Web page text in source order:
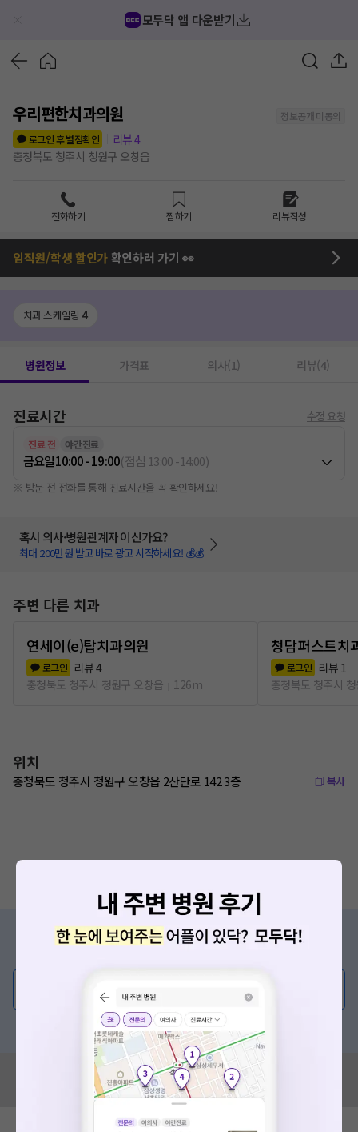
모두닥 앱 다운받기
우리편한치과의원
정보공개 미동의
로그인 후 별점확인
리뷰4
충청북도 청주시 청원구 오창읍
전화하기 찜하기 리뷰작성
임직원/학생 할인가확인하러 가기 👀
치과 스케일링 4
병원정보 가격표 의사(1) 리뷰(4)
진료시간 수정 요청
진료 전 야간진료
금요일10:00 - 19:00(점심 13:00-14:00)
※ 방문 전 전화를 통해 진료시간을 꼭 확인하세요!
혹시 의사·병원관계자 이신가요?
최대 200만원 받고 바로 광고 시작하세요! 💰💰
주변 다른 치과
연세이(e)탑치과의원
로그인 리뷰4
충청북도 청주시 청원구 오창읍
126m
청담퍼스트치
로그인 리뷰 1
충청북도 청주시
위치
충청북도 청주시 청원구 오창읍 2산단로 142 3층 복사
증상/치료, 궁금한 점이 있나요?
💬 무엇이든 물어보세요
혹은, 의료상담 서비스에 다양한 게시글 보러가기
혹시 잘못된 병원정보가 있나요?
모두닥 팀에 알려주세요!